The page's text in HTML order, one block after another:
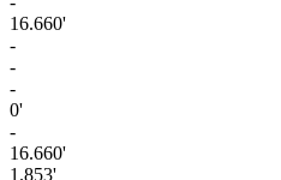
16.660'
-
-
-
0'
-
16.660'
1.853'